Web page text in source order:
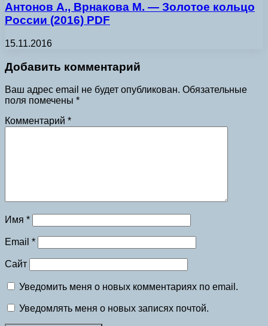
Антонов А., Врнакова М. — Золотое кольцо
России (2016) PDF
15.11.2016
Добавить комментарий
Ваш адрес email не будет опубликован. Обязательные
поля помечены *
Комментарий *
Имя *
Email *
Сайт
Уведомить меня о новых комментариях по email.
Уведомлять меня о новых записях почтой.